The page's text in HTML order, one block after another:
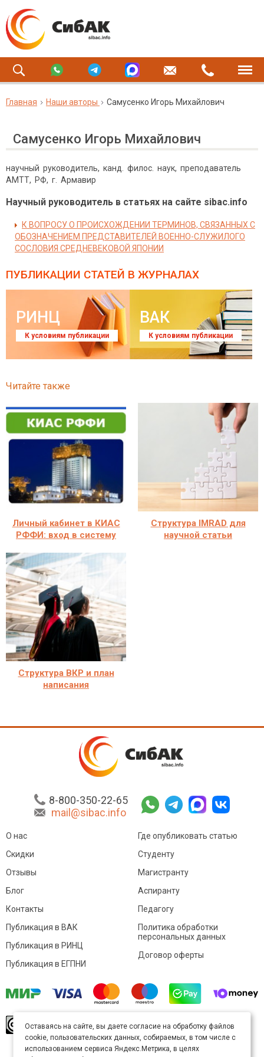
Главная Наши авторы Самусенко Игорь Михайлович
Самусенко Игорь Михайлович
научный руководитель, канд. филос. наук, преподаватель
АМТТ, РФ, г. Армавир
Научный руководитель в статьях на сайте sibac.info
К ВОПРОСУ О ПРОИСХОЖДЕНИИ ТЕРМИНОВ, СВЯЗАННЫХ С
ОБОЗНАЧЕНИЕМ ПРЕДСТАВИТЕЛЕЙ ВОЕННО-СЛУЖИЛОГО
СОСЛОВИЯ СРЕДНЕВЕКОВОЙ ЯПОНИИ
ПУБЛИКАЦИИ СТАТЕЙ В ЖУРНАЛАХ
РИНЦ
К условиям публикации
ВАК
К условиям публикации
Читайте также
Личный кабинет в КИАС
РФФИ: вход в систему
Структура IMRAD для
научной статьи
Структура ВКР и план
написания
8-800-350-22-65
mail@sibac.info
О нас
Скидки
Отзывы
Блог
Контакты
Где опубликовать статью
Студенту
Магистранту
Аспиранту
Педагогу
Публикация в ВАК
Публикация в РИНЦ
Публикация в ЕГПНИ
Политика обработки
персональных данных
Договор оферты
произведение доступно полицензии Creative
Commons «Attribution» («Атрибуция») 4.0
Непортированная.
Оставаясь на сайте, вы даете согласие на обработку файлов
cookie, пользовательских данных, собираемых, в том числе с
использованием сервиса Яндекс.Метрика, в целях